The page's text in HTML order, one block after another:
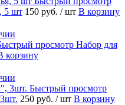
5 шт 150 руб. / шт В корзину
просмотр Набор для
корзину
Быстрый просмотр
250 руб. / шт В корзину